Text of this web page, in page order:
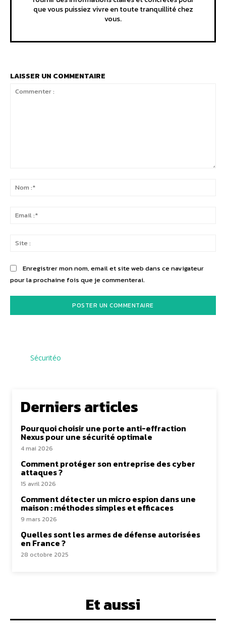
que vous puissiez vivre en toute tranquillité chez
vous.
LAISSER UN COMMENTAIRE
Enregistrer mon nom, email et site web dans ce navigateur
pour la prochaine fois que je commenterai.
Sécuritéo
Derniers articles
Pourquoi choisir une porte anti-effraction
Nexus pour une sécurité optimale
4 mai 2026
Comment protéger son entreprise des cyber
attaques ?
15 avril 2026
Comment détecter un micro espion dans une
maison : méthodes simples et efficaces
9 mars 2026
Quelles sont les armes de défense autorisées
en France ?
28 octobre 2025
Et aussi